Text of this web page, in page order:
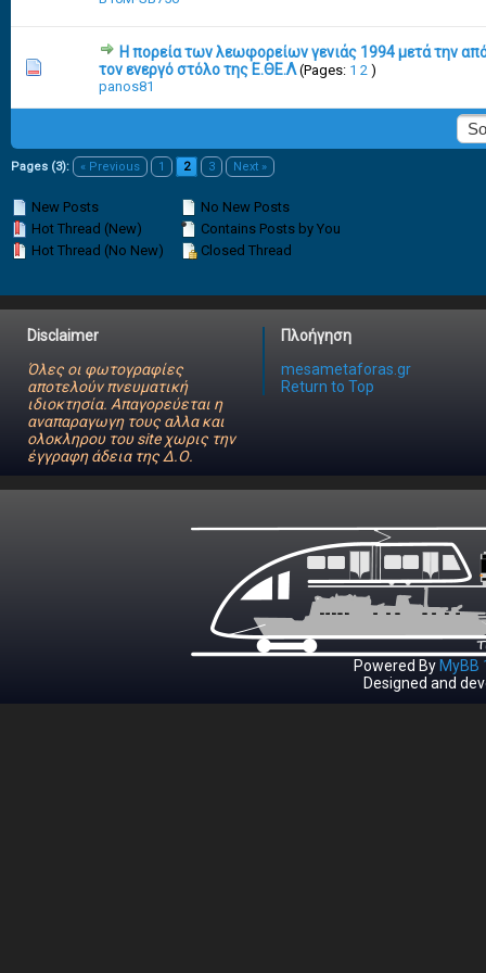
Η πορεία των λεωφορείων γενιάς 1994 μετά την
τον ενεργό στόλο της Ε.ΘΕ.Λ (Pages: 1 2 )
panos81
9 Vote(s) - 3.33 out of 5 in Average
12345
Pages (3): « Previous 1 2 3 Next »
New Posts
Hot Thread (New)
Hot Thread (No New)
No New Posts
Contains Posts by You
Closed Thread
Disclaimer
Όλες οι φωτογραφίες
αποτελούν πνευματική
ιδιοκτησία. Απαγορεύεται η
αναπαραγωγη τους αλλα και
ολοκληρου του site χωρις την
έγγραφη άδεια της Δ.Ο.
Πλοήγηση
mesametaforas.gr
Return to Top
Powered By MyBB
Designed and